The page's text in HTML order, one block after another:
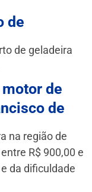
de
de geladeira
de
de
na região de
R$ 900,00 e
da dificuldade